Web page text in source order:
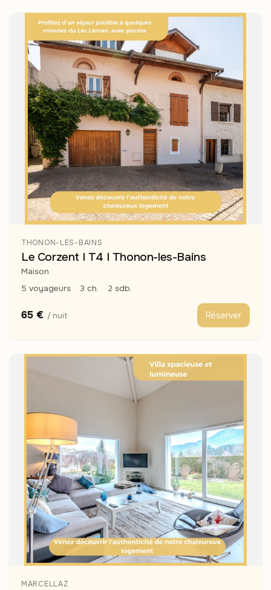
THONON-LES-BAINS
Le Corzent I T4 I Thonon-les-Bains
Maison
5 voyageurs
3 ch. 2 sdb.
65 € / nuit Réserver
MARCELLAZ